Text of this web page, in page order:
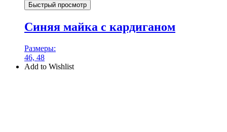
Быстрый просмотр
Синяя майка с кардиганом
Размеры:
46, 48
Add to Wishlist